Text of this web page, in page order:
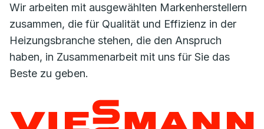
Wir arbeiten mit ausgewählten Markenherstellern
zusammen, die für Qualität und Effizienz in der
Heizungsbranche stehen, die den Anspruch
haben, in Zusammenarbeit mit uns für Sie das
Beste zu geben.